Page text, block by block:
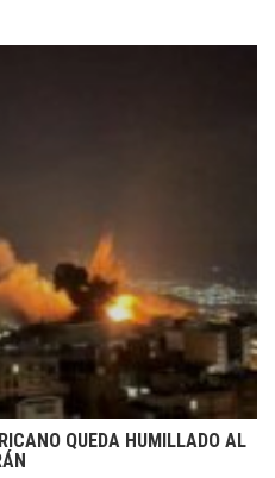
QUEDA HUMILLADO AL